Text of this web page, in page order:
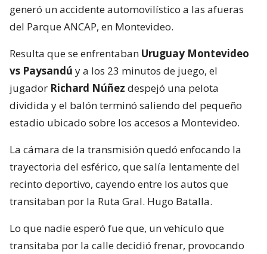
generó un accidente automovilístico a las afueras
del Parque ANCAP, en Montevideo.
Resulta que se enfrentaban Uruguay Montevideo
vs Paysandú y a los 23 minutos de juego, el
jugador Richard Núñez despejó una pelota
dividida y el balón terminó saliendo del pequeño
estadio ubicado sobre los accesos a Montevideo.
La cámara de la transmisión quedó enfocando la
trayectoria del esférico, que salía lentamente del
recinto deportivo, cayendo entre los autos que
transitaban por la Ruta Gral. Hugo Batalla.
Lo que nadie esperó fue que, un vehículo que
transitaba por la calle decidió frenar, provocando